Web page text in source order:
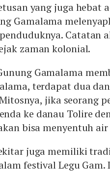
yang juga hebat
Gamalama
Catatan
zaman kolonial.
Gamalama
terdapat dua
jika seorang
ke danau Tolire
bisa menyentuh air
juga memiliki
festival Legu